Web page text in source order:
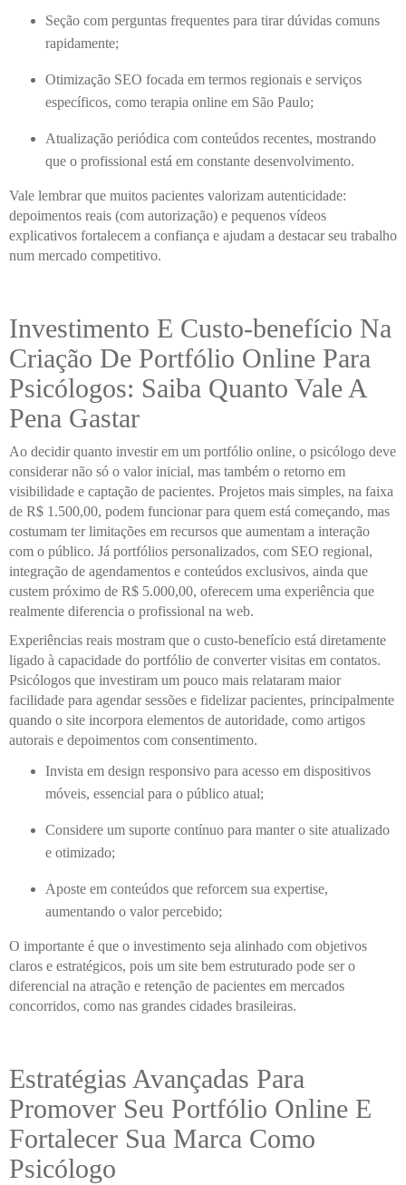
Seção com perguntas frequentes para tirar dúvidas comuns
rapidamente;
Otimização SEO focada em termos regionais e serviços
específicos, como terapia online em São Paulo;
Atualização periódica com conteúdos recentes, mostrando
que o profissional está em constante desenvolvimento.
Vale lembrar que muitos pacientes valorizam autenticidade:
depoimentos reais (com autorização) e pequenos vídeos
explicativos fortalecem a confiança e ajudam a destacar seu trabalho
num mercado competitivo.
Investimento E Custo-benefício Na
Criação De Portfólio Online Para
Psicólogos: Saiba Quanto Vale A
Pena Gastar
Ao decidir quanto investir em um portfólio online, o psicólogo deve
considerar não só o valor inicial, mas também o retorno em
visibilidade e captação de pacientes. Projetos mais simples, na faixa
de R$ 1.500,00, podem funcionar para quem está começando, mas
costumam ter limitações em recursos que aumentam a interação
com o público. Já portfólios personalizados, com SEO regional,
integração de agendamentos e conteúdos exclusivos, ainda que
custem próximo de R$ 5.000,00, oferecem uma experiência que
realmente diferencia o profissional na web.
Experiências reais mostram que o custo-benefício está diretamente
ligado à capacidade do portfólio de converter visitas em contatos.
Psicólogos que investiram um pouco mais relataram maior
facilidade para agendar sessões e fidelizar pacientes, principalmente
quando o site incorpora elementos de autoridade, como artigos
autorais e depoimentos com consentimento.
Invista em design responsivo para acesso em dispositivos
móveis, essencial para o público atual;
Considere um suporte contínuo para manter o site atualizado
e otimizado;
Aposte em conteúdos que reforcem sua expertise,
aumentando o valor percebido;
O importante é que o investimento seja alinhado com objetivos
claros e estratégicos, pois um site bem estruturado pode ser o
diferencial na atração e retenção de pacientes em mercados
concorridos, como nas grandes cidades brasileiras.
Estratégias Avançadas Para
Promover Seu Portfólio Online E
Fortalecer Sua Marca Como
Psicólogo